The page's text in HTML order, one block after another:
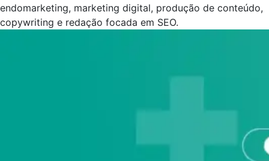
endomarketing, marketing digital, produção de conteúdo,
copywriting e redação focada em SEO.